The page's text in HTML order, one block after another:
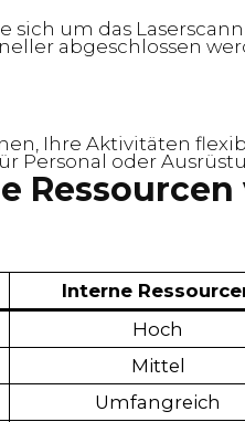
sich um das
abgeschlossen
Ihre Aktivitäten
Personal oder
Ressourcen
Interne
Hoch
Mittel
Umfangreich